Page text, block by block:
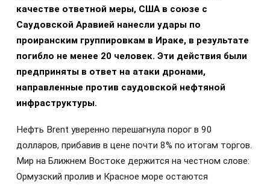
качестве ответной меры, США в союзе с
Саудовской Аравией нанесли удары по
проиранским группировкам в Ираке, в результате
погибло не менее 20 человек. Эти действия были
предприняты в ответ на атаки дронами,
направленные против саудовской нефтяной
инфраструктуры.
Нефть Brent уверенно перешагнула порог в 90
долларов, прибавив в цене почти 8% по итогам торгов.
Мир на Ближнем Востоке держится на честном слове:
Ормузский пролив и Красное море остаются